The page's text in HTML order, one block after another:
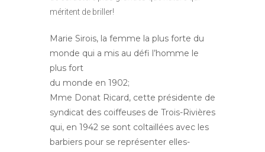
méritent de briller!
Marie Sirois, la femme la plus forte du
monde qui a mis au défi l’homme le
plus fort
du monde en 1902;
Mme Donat Ricard, cette présidente de
syndicat des coiffeuses de Trois-Rivières
qui, en 1942 se sont coltaillées avec les
barbiers pour se représenter elles-